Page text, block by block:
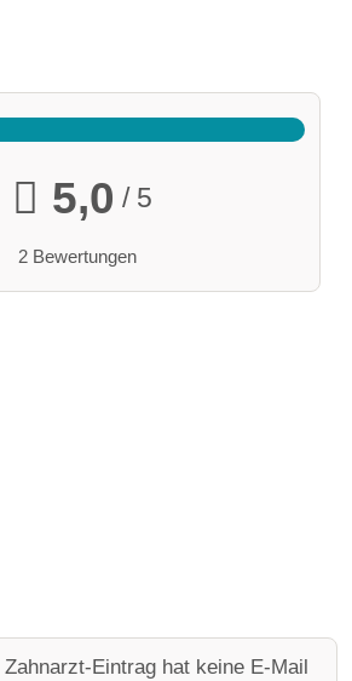
5,0 / 5
2 Bewertungen
Eintrag hat keine E-Mail